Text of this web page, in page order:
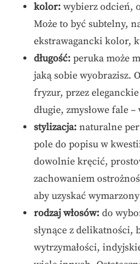
kolor: wybierz odcień,
Może to być subtelny,
ekstrawagancki kolor,
długość: peruka może
jaką sobie wyobrazisz.
fryzur, przez
długie, zmysłowe fale
stylizacja: naturalne
pole do popisu w
dowolnie kręcić,
zachowaniem
aby uzyskać
rodzaj włosów: do
słynące z delikatności,
wytrzymałości,